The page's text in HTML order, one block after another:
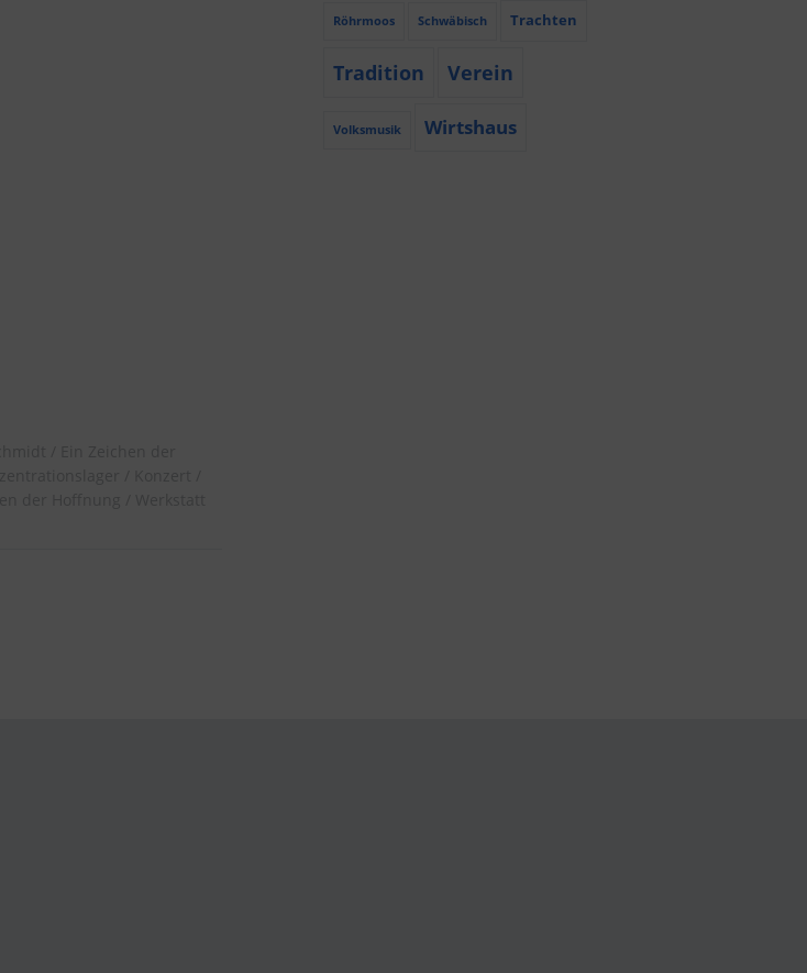
Röhrmoos Schwäbisch Trachten
Tradition Verein
Volksmusik Wirtshaus